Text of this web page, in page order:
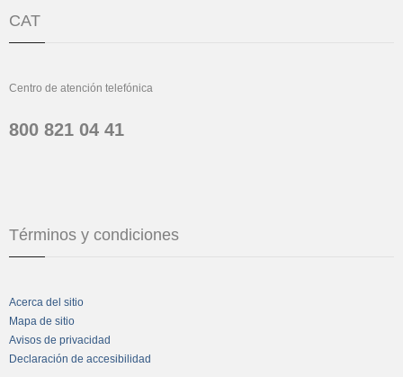
CAT
Centro de atención telefónica
800 821 04 41
Términos y condiciones
Acerca del sitio
Mapa de sitio
Avisos de privacidad
Declaración de accesibilidad